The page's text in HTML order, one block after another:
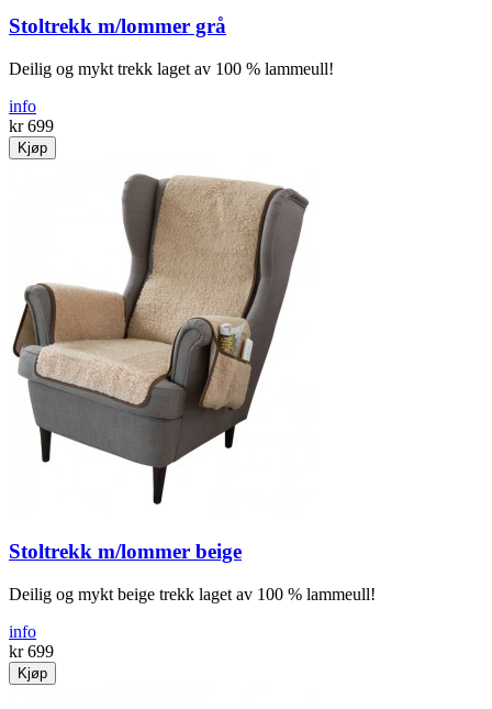
Stoltrekk m/lommer grå
Deilig og mykt trekk laget av 100 % lammeull!
info
kr 699
Kjøp
Stoltrekk m/lommer beige
Deilig og mykt beige trekk laget av 100 % lammeull!
info
kr 699
Kjøp